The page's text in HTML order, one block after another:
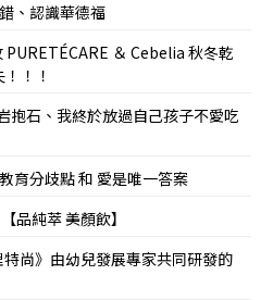
、認識華德福
PURETÉCARE ＆ Cebelia 秋冬乾
！！
抱石、我終於放過自己孩子不愛吃
育分歧點 和 愛是唯一答案
品純萃 美顏飲】
尚》由幼兒發展專家共同研發的